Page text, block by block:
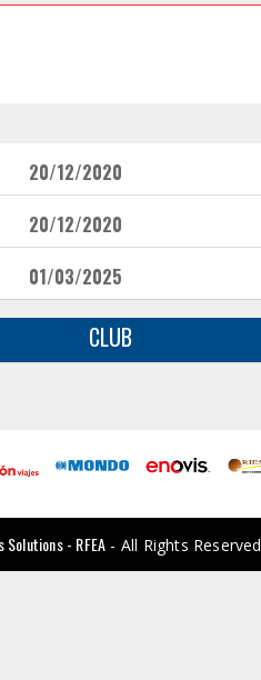
20/12/2020
20/12/2020
01/03/2025
CLUB
- RFEA - All Rights Reserved